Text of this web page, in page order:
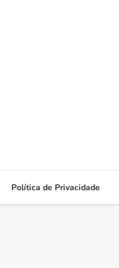
Política de Privacidade